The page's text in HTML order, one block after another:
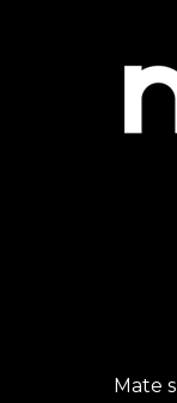
Mate